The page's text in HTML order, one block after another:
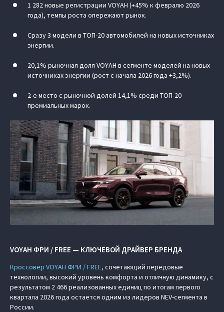
1 282 новые регистрации VOYAH (+45% к февралю 2026
года), темпы роста опережают рынок.
Сразу 3 модели в ТОП-20 автомобилей на новых источниках
энергии.
20,1% рыночная доля VOYAH в сегменте моделей на новых
источниках энергии (рост с начала 2026 года +3,2%).
2-е место с рыночной долей 14,1% среди ТОП-20
премиальных марок.
VOYAH ФРИ / FREE — КЛЮЧЕВОЙ ДРАЙВЕР БРЕНДА
Кроссовер VOYAH ФРИ / FREE, сочетающий передовые
технологии, высокий уровень комфорта и отличную динамику, с
результатом 2 466 реализованных единиц по итогам первого
квартала 2026 года остается одним из лидеров NEV-сегмента в
России.